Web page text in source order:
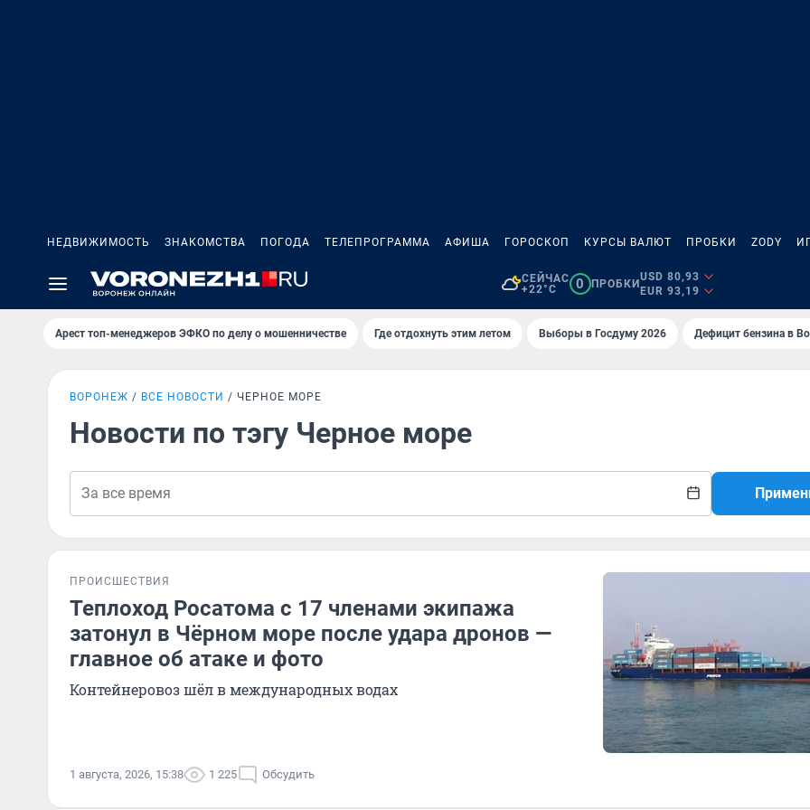
НЕДВИЖИМОСТЬ ЗНАКОМСТВА ПОГОДА ТЕЛЕПРОГРАММА АФИША ГОРОСКОП КУРСЫ ВАЛЮТ ПРОБКИ ZODY
СЕЙЧАС
+22°C
0 ПРОБКИ
USD 80,93
EUR 93,19
Арест топ-менеджеров ЭФКО по делу о мошенничестве Где отдохнуть этим летом Выборы в Госдуму 2026 Дефицит бензина в
ВОРОНЕЖ ВСЕ НОВОСТИ ЧЕРНОЕ МОРЕ
Новости по тэгу Черное море
ПРОИСШЕСТВИЯ
Теплоход Росатома с 17 членами экипажа
затонул в Чёрном море после удара дронов —
главное об атаке и фото
Контейнеровоз шёл в международных водах
1 августа, 2026, 15:38 1 225 Обсудить